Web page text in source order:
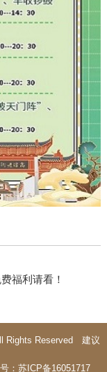
福利请看！
Rights Reserved 建议
： 苏ICP备16051717